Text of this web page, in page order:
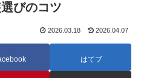
びのコツ
2026.03.18 2026.04.07
はてブ